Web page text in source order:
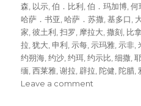
森 以示 ,伯．比利 ,伯．玛加博 ,何
哈萨．书亚 ,哈萨．苏撒 ,基多口
家 ,彼土利 ,扫罗 摩拉大 ,撒刻 比
拉 ,犹大 ,申利 示每 示玛雅 示非 ,
约朔海 ,约沙 ,约珥 ,约示比 ,细撒 ,
缅 ,西莱雅 ,谢拉 辟拉 ,陀健 ,陀腊
Leave a comment